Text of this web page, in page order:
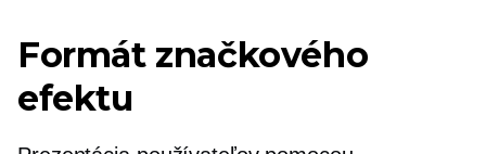
Formát značkového
efektu